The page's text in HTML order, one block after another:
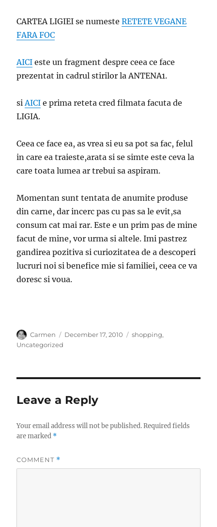
CARTEA LIGIEI se numesteRETETE VEGANE
FARA FOC
AICI este un fragment despre ceea ce face
prezentat in cadrul stirilor la ANTENA1.
si AICI e prima reteta cred filmata facuta de
LIGIA.
Ceea ce face ea, as vrea si eu sa pot sa fac, felul
in care ea traieste,arata si se simte este ceva la
care toata lumea ar trebui sa aspiram.
Momentan sunt tentata de anumite produse
din carne, dar incerc pas cu pas sa le evit,sa
consum cat mai rar. Este e un prim pas de mine
facut de mine, vor urma si altele. Imi pastrez
gandirea pozitiva si curiozitatea de a descoperi
lucruri noi si benefice mie si familiei, ceea ce va
doresc si voua.
Author
Carmen
Posted
December 17, 2010 Categories
shopping,
Uncategorized
Leave a Reply
Your email address will not be published. Required fields
are marked *
COMMENT *